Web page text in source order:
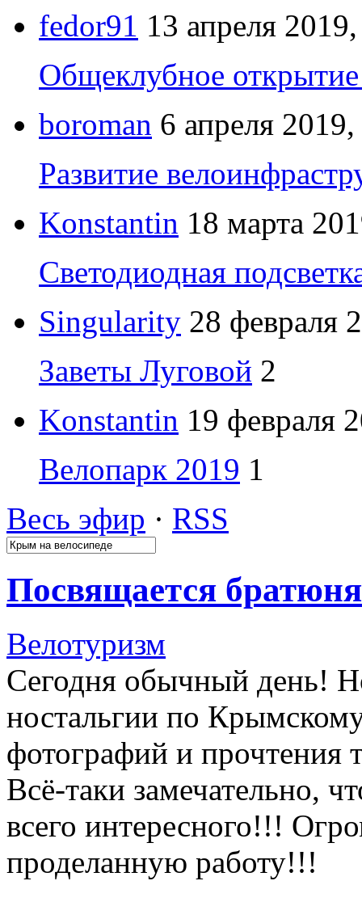
fedor91 13 апреля
Общеклубное открытие
boroman 6 апреля
Развитие
Konstantin 18 марта
Светодиодная
Singularity 28 февраля
Заветы Луговой 2
Konstantin 19 февраля
Велопарк 2019 1
Весь эфир · RSS
Посвящается
Велотуризм
Сегодня обычный день!
ностальгии по
фотографий и прочтения
Всё-таки замечательно,
всего интересного!!!
проделанную работу!!!